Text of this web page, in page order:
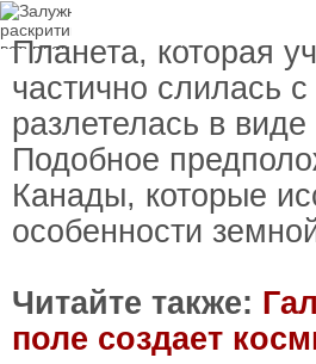
НАТО и предлагает
другие варианты
Планета, которая
частично слилась
разлетелась в
Подобное
Канады, которые
особенности
Читайте также:
поле создает